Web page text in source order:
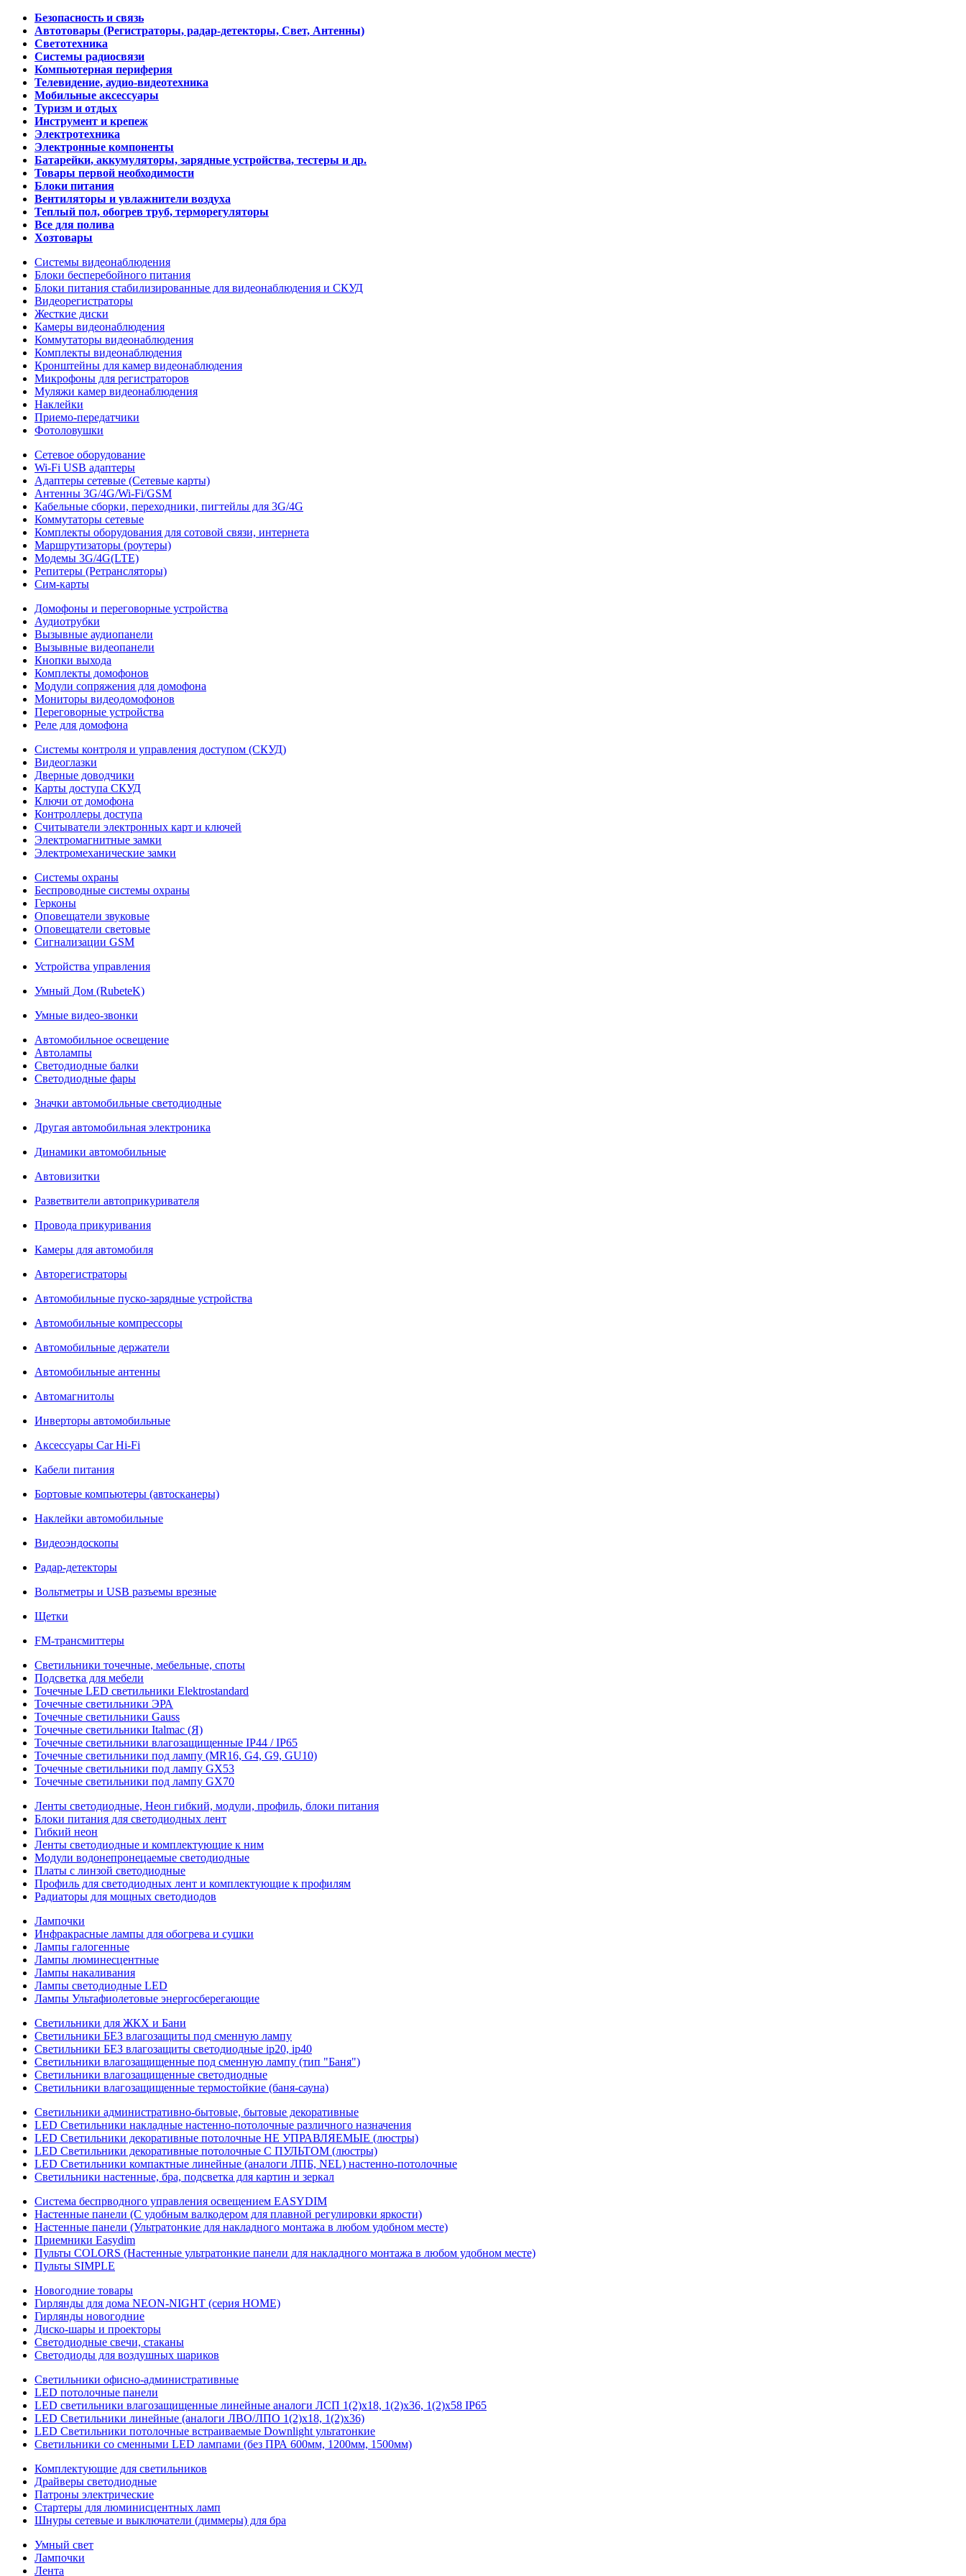
Безопасность и связь
Автотовары (Регистраторы, радар-детекторы, Свет, Антенны)
Светотехника
Системы радиосвязи
Компьютерная периферия
Телевидение, аудио-видеотехника
Мобильные аксессуары
Туризм и отдых
Инструмент и крепеж
Электротехника
Электронные компоненты
Батарейки, аккумуляторы, зарядные устройства, тестеры и др.
Товары первой необходимости
Блоки питания
Вентиляторы и увлажнители воздуха
Теплый пол, обогрев труб, терморегуляторы
Все для полива
Хозтовары
Системы видеонаблюдения
Блоки бесперебойного питания
Блоки питания стабилизированные для видеонаблюдения и СКУД
Видеорегистраторы
Жесткие диски
Камеры видеонаблюдения
Коммутаторы видеонаблюдения
Комплекты видеонаблюдения
Кронштейны для камер видеонаблюдения
Микрофоны для регистраторов
Муляжи камер видеонаблюдения
Наклейки
Приемо-передатчики
Фотоловушки
Сетевое оборудование
Wi-Fi USB адаптеры
Адаптеры сетевые (Сетевые карты)
Антенны 3G/4G/Wi-Fi/GSM
Кабельные сборки, переходники, пигтейлы для 3G/4G
Коммутаторы сетевые
Комплекты оборудования для сотовой связи, интернета
Маршрутизаторы (роутеры)
Модемы 3G/4G(LTE)
Репитеры (Ретрансляторы)
Сим-карты
Домофоны и переговорные устройства
Аудиотрубки
Вызывные аудиопанели
Вызывные видеопанели
Кнопки выхода
Комплекты домофонов
Модули сопряжения для домофона
Мониторы видеодомофонов
Переговорные устройства
Реле для домофона
Системы контроля и управления доступом (СКУД)
Видеоглазки
Дверные доводчики
Карты доступа СКУД
Ключи от домофона
Контроллеры доступа
Считыватели электронных карт и ключей
Электромагнитные замки
Электромеханические замки
Системы охраны
Беспроводные системы охраны
Герконы
Оповещатели звуковые
Оповещатели световые
Сигнализации GSM
Устройства управления
Умный Дом (RubeteK)
Умные видео-звонки
Автомобильное освещение
Автолампы
Светодиодные балки
Светодиодные фары
Значки автомобильные светодиодные
Другая автомобильная электроника
Динамики автомобильные
Автовизитки
Разветвители автоприкуривателя
Провода прикуривания
Камеры для автомобиля
Авторегистраторы
Автомобильные пуско-зарядные устройства
Автомобильные компрессоры
Автомобильные держатели
Автомобильные антенны
Автомагнитолы
Инверторы автомобильные
Аксессуары Car Hi-Fi
Кабели питания
Бортовые компьютеры (автосканеры)
Наклейки автомобильные
Видеоэндоскопы
Радар-детекторы
Вольтметры и USB разъемы врезные
Щетки
FM-трансмиттеры
Светильники точечные, мебельные, споты
Подсветка для мебели
Точечные LED светильники Elektrostandard
Точечные светильники ЭРА
Точечные светильники Gauss
Точечные светильники Italmac (Я)
Точечные светильники влагозащищенные IP44 / IP65
Точечные светильники под лампу (MR16, G4, G9, GU10)
Точечные светильники под лампу GX53
Точечные светильники под лампу GX70
Ленты светодиодные, Неон гибкий, модули, профиль, блоки питания
Блоки питания для светодиодных лент
Гибкий неон
Ленты светодиодные и комплектующие к ним
Модули водонепронецаемые светодиодные
Платы с линзой светодиодные
Профиль для светодиодных лент и комплектующие к профилям
Радиаторы для мощных светодиодов
Лампочки
Инфракрасные лампы для обогрева и сушки
Лампы галогенные
Лампы люминесцентные
Лампы накаливания
Лампы светодиодные LED
Лампы Ультафиолетовые энергосберегающие
Светильники для ЖКХ и Бани
Светильники БЕЗ влагозащиты под сменную лампу
Светильники БЕЗ влагозащиты светодиодные ip20, ip40
Светильники влагозащищенные под сменную лампу (тип "Баня")
Светильники влагозащищенные светодиодные
Светильники влагозащищенные термостойкие (баня-сауна)
Светильники административно-бытовые, бытовые декоративные
LED Cветильники накладные настенно-потолочные различного назначения
LED Светильники декоративные потолочные НЕ УПРАВЛЯЕМЫЕ (люстры)
LED Светильники декоративные потолочные С ПУЛЬТОМ (люстры)
LED Светильники компактные линейные (аналоги ЛПБ, NEL) настенно-потолочные
Светильники настенные, бра, подсветка для картин и зеркал
Система беспрводного управления освещением EASYDIM
Настенные панели (С удобным валкодером для плавной регулировки яркости)
Настенные панели (Ультратонкие для накладного монтажа в любом удобном месте)
Приемники Easydim
Пульты COLORS (Настенные ультратонкие панели для накладного монтажа в любом удобном месте)
Пульты SIMPLE
Новогодние товары
Гирлянды для дома NEON-NIGHT (серия HOME)
Гирлянды новогодние
Диско-шары и проекторы
Светодиодные свечи, стаканы
Светодиоды для воздушных шариков
Светильники офисно-административные
LED потолочные панели
LED светильники влагозащищенные линейные аналоги ЛСП 1(2)х18, 1(2)х36, 1(2)х58 IP65
LED Светильники линейные (аналоги ЛВО/ЛПО 1(2)х18, 1(2)х36)
LED Светильники потолочные встраиваемые Downlight ультатонкие
Светильники со сменными LED лампами (без ПРА 600мм, 1200мм, 1500мм)
Комплектующие для светильников
Драйверы светодиодные
Патроны электрические
Стартеры для люминисцентных ламп
Шнуры сетевые и выключатели (диммеры) для бра
Умный свет
Лампочки
Лента